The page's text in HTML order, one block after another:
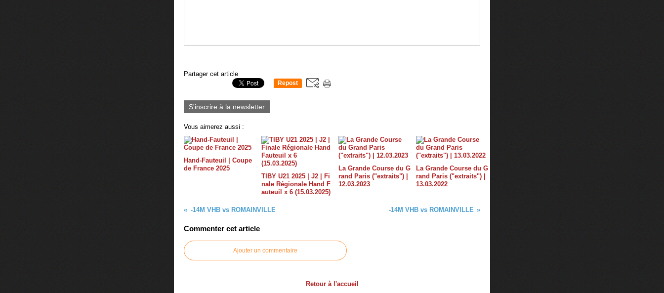
Partager cet article
Repost
S'inscrire à la newsletter
Vous aimerez aussi :
Hand-Fauteuil | Coupe
de France 2025
TIBY U21 2025 | J2 | Fi
nale Régionale Hand F
auteuil x 6 (15.03.2025)
La Grande Course du G
rand Paris ("extraits") |
12.03.2023
La Grande Course du G
rand Paris ("extraits") |
13.03.2022
-14M VHB vs ROMAINVILLE -14M VHB vs ROMAINVILLE
Commenter cet article
Ajouter un commentaire
Retour à l'accueil